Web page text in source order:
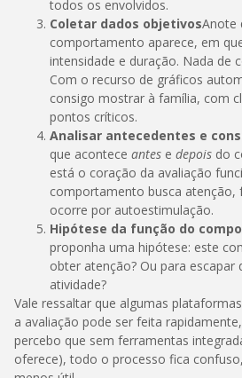
todos os envolvidos.
Coletar dados objetivosAnote
comportamento aparece, em
intensidade e duração. Nada de
Com o recurso de gráficos
consigo mostrar à família, com
pontos críticos.
Analisar antecedentes e
que acontece antes e depois do
está o coração da avaliação
comportamento busca atenção,
ocorre por autoestimulação.
Hipótese da função do
proponha uma hipótese: este
obter atenção? Ou para escapar
atividade?
Vale ressaltar que algumas
a avaliação pode ser feita
percebo que sem ferramentas
oferece), todo o processo fica